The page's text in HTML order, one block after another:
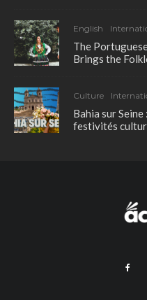
English
The
Brings the
Culture
Bahia sur
festivités